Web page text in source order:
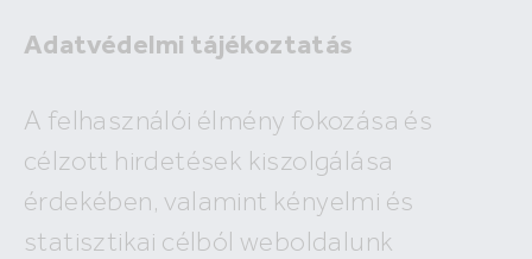
Adatvédelmi tájékoztatás
A felhasználói élmény fokozása és
célzott hirdetések kiszolgálása
érdekében, valamint kényelmi és
statisztikai célból weboldalunk
A megadott ingatlan már nem
szerepel az adatbázisunkban!